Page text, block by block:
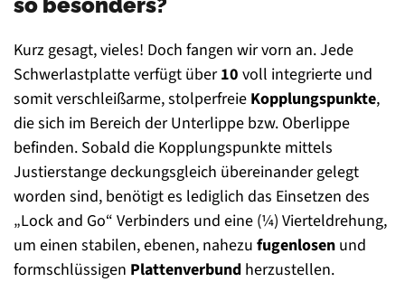
Kurz gesagt, vieles! Doch fangen wir vorn an. Jede
Schwerlastplatte verfügt über10 voll integrierte und
somit verschleißarme, stolperfreie Kopplungspunkte,
die sich im Bereich der Unterlippe bzw. Oberlippe
befinden. Sobald die Kopplungspunkte mittels
Justierstange deckungsgleich übereinander gelegt
worden sind, benötigt es lediglich das Einsetzen des
„Lock and Go“ Verbinders und eine (¼) Vierteldrehung,
um einen stabilen, ebenen, nahezu fugenlosen und
formschlüssigen Plattenverbund herzustellen.